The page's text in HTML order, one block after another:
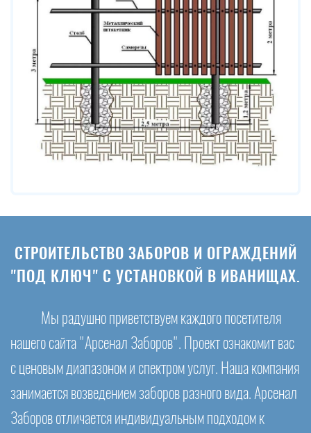
СТРОИТЕЛЬСТВО ЗАБОРОВ И ОГРАЖДЕНИЙ
"ПОД КЛЮЧ" С УСТАНОВКОЙ В ИВАНИЩАХ.
Мы радушно приветствуем каждого посетителя
нашего сайта "Арсенал Заборов". Проект ознакомит вас
с ценовым диапазоном и спектром услуг. Наша компания
занимается возведением заборов разного вида. Арсенал
Заборов отличается индивидуальным подходом к